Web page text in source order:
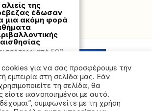
Hostville”)
cookies για να σας προσφέρουμε την
εμπειρία στη σελίδα μας. Εάν
τη σελίδα, θα
ικανοποιημένοι με αυτό.
συμφωνείτε με τη χρήση
αλιείς της
έδωσαν
μια ακόμη φορά
από 500
από την
της
στη Λάρισα:
το βίντεο
την ομηρία της